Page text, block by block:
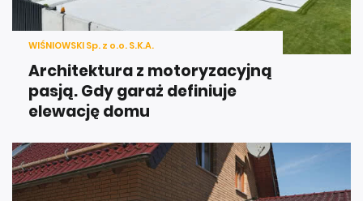
WIŚNIOWSKI Sp. z o.o. S.K.A.
Architektura z motoryzacyjną
pasją. Gdy garaż definiuje
elewację domu